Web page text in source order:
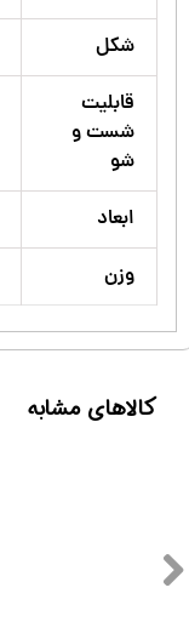
شکل
قابلیت
شست و
شو
ابعاد
وزن
کالاهای مشابه